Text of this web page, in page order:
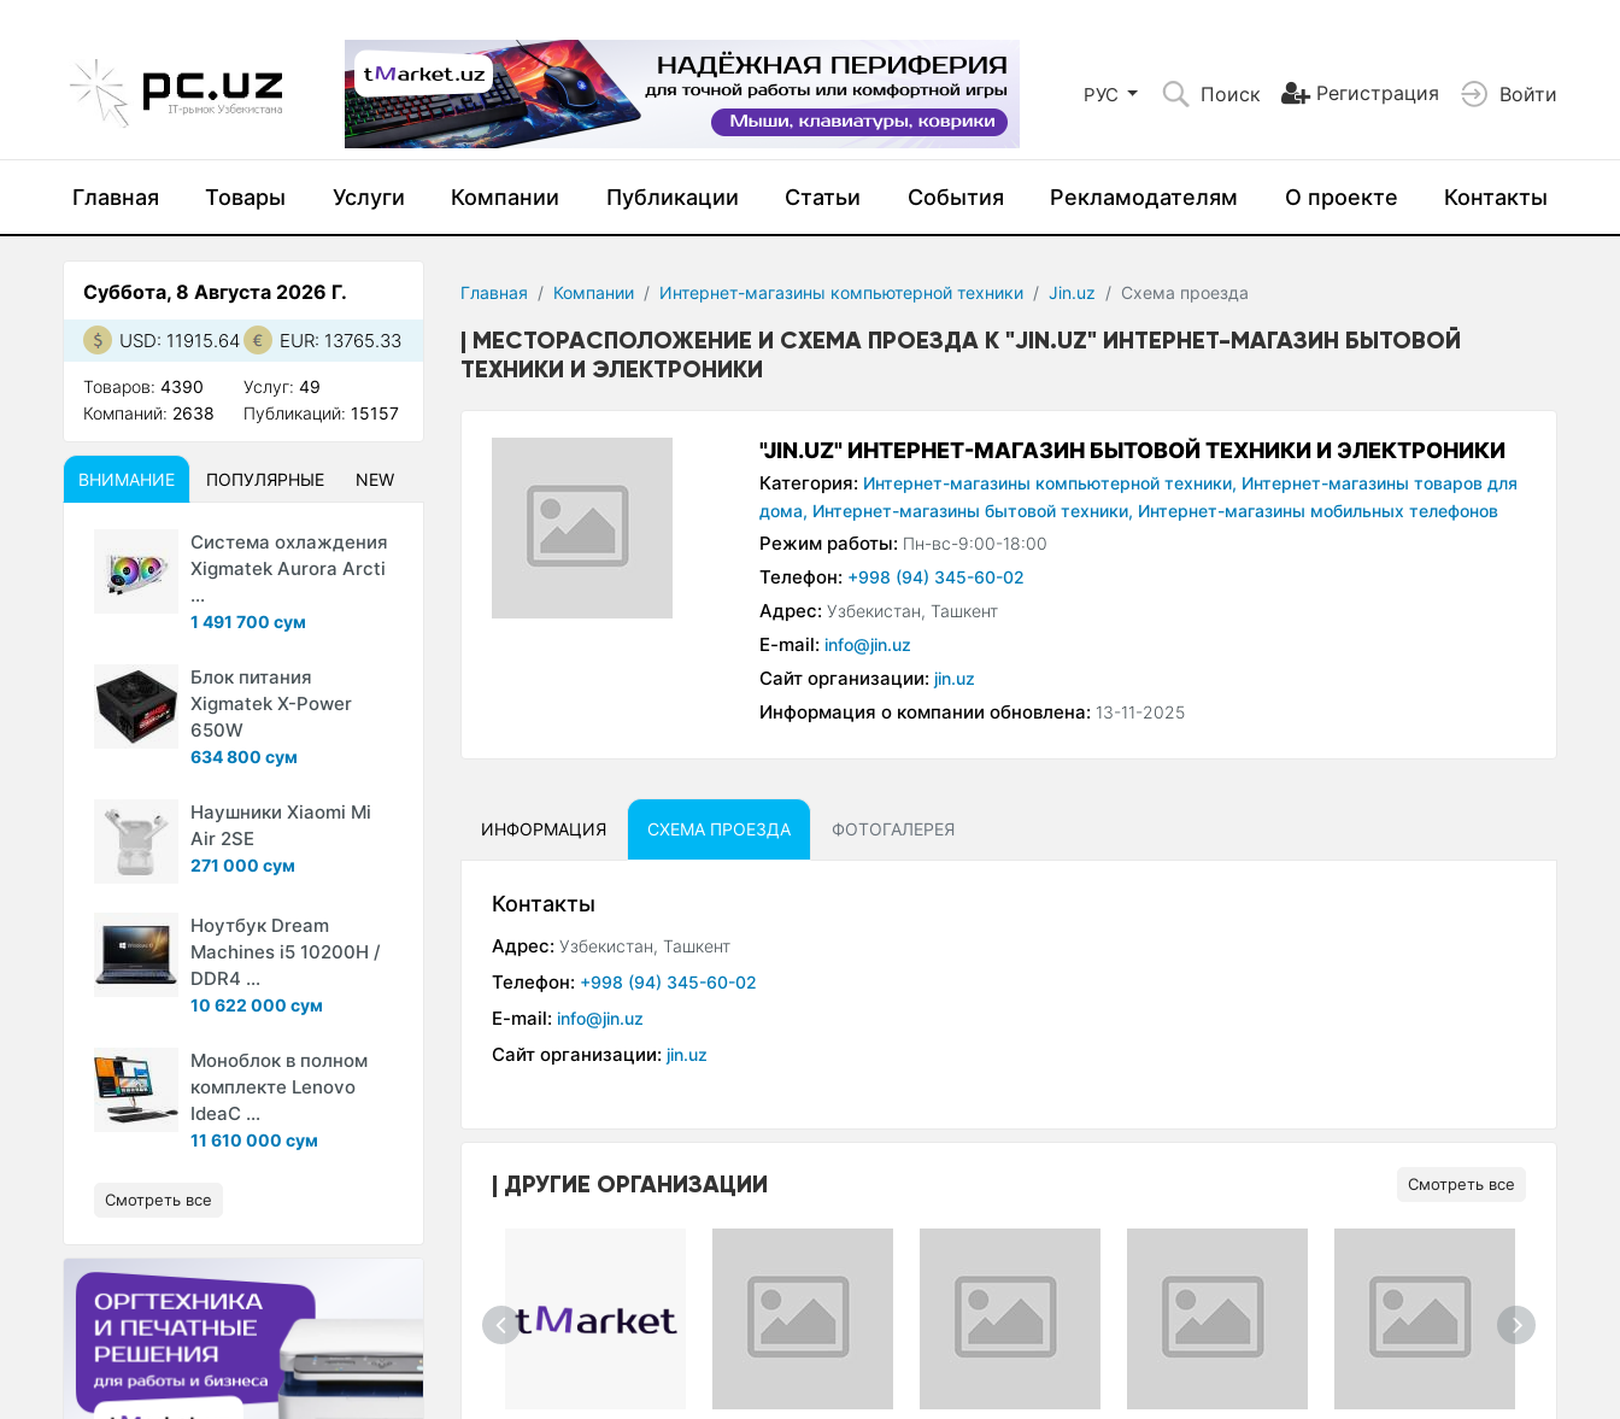
РУС Поиск Регистрация Войти
Главная Товары Услуги Компании Публикации Статьи События Рекламодателям О проекте Контакты
Главная Компании Интернет-магазины компьютерной техники Jin.uz Схема проезда
МЕСТОРАСПОЛОЖЕНИЕ И СХЕМА ПРОЕЗДА К "JIN.UZ" ИНТЕРНЕТ-МАГАЗИН БЫТОВОЙ
ТЕХНИКИ И ЭЛЕКТРОНИКИ
"JIN.UZ" ИНТЕРНЕТ-МАГАЗИН БЫТОВОЙ ТЕХНИКИ И ЭЛЕКТРОНИКИ
Категория: Интернет-магазины компьютерной техники, Интернет-магазины товаров для
дома, Интернет-магазины бытовой техники, Интернет-магазины мобильных телефонов
Режим работы: Пн-вс-9:00-18:00
Телефон: +998 (94) 345-60-02
Адрес: Узбекистан, Ташкент
E-mail: info@jin.uz
Сайт организации: jin.uz
Информация о компании обновлена: 13-11-2025
ИНФОРМАЦИЯ СХЕМА ПРОЕЗДА ФОТОГАЛЕРЕЯ
Контакты
Адрес: Узбекистан, Ташкент
Телефон: +998 (94) 345-60-02
E-mail: info@jin.uz
Сайт организации: jin.uz
ДРУГИЕ ОРГАНИЗАЦИИ Смотреть все
Суббота, 8 Августа 2026 Г.
USD: 11915.64 EUR: 13765.33
Товаров: 4390
Компаний: 2638
Услуг:49
Публикаций:15157
ВНИМАНИЕ ПОПУЛЯРНЫЕ NEW
Система охлаждения
Xigmatek Aurora Arcti
...
1 491 700 сум
Блок питания
Xigmatek X-Power
650W
634 800 сум
Наушники Xiaomi Mi
Air 2SE
271 000 сум
Ноутбук Dream
Machines i5 10200H /
DDR4 ...
10 622 000 сум
Моноблок в полном
комплекте Lenovo
IdeaC ...
11 610 000 сум
Смотреть все